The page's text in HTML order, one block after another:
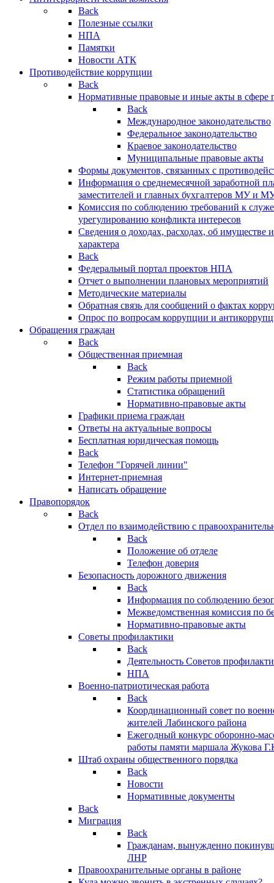
Back
Полезные ссылки
НПА
Памятки
Новости АТК
Противодействие коррупции
Back
Нормативные правовые и иные акты в сфере
Back
Международное законодательство
Федеральное законодательство
Краевое законодательство
Муниципальные правовые акты
Формы документов, связанных с
Информация о среднемесячной заработной
заместителей и главных бухгалтеров МУ и
Комиссия по соблюдению требований к
урегулированию конфликта интересов
Сведения о доходах, расходах, об имуществе
характера
Back
Федеральный портал проектов НПА
Отчет о выполнении плановых мероприятий
Методические материалы
Обратная связь для сообщений о фактах
Опрос по вопросам коррупции и
Обращения граждан
Back
Общественная приемная
Back
Режим работы приемной
Статистика обращений
Нормативно-правовые акты
Графики приема граждан
Ответы на актуальные вопросы
Бесплатная юридическая помощь
Back
Телефон "Горячей линии"
Интернет-приемная
Написать обращение
Правопорядок
Back
Отдел по взаимодействию с
Back
Положение об отделе
Телефон доверия
Безопасность дорожного движения
Back
Информация по соблюдению
Межведомственная комиссия по
Нормативно-правовые акты
Советы профилактики
Back
Деятельность Советов
НПА
Военно-патриотическая работа
Back
Координационный совет по
жителей Лабинского района
Ежегодный конкурс оборонно-
работы памяти маршала Жукова
Штаб охраны общественного порядка
Back
Новости
Нормативные документы
Back
Миграция
Back
Гражданам, вынужденно
ЛНР
Правоохранительные органы в районе